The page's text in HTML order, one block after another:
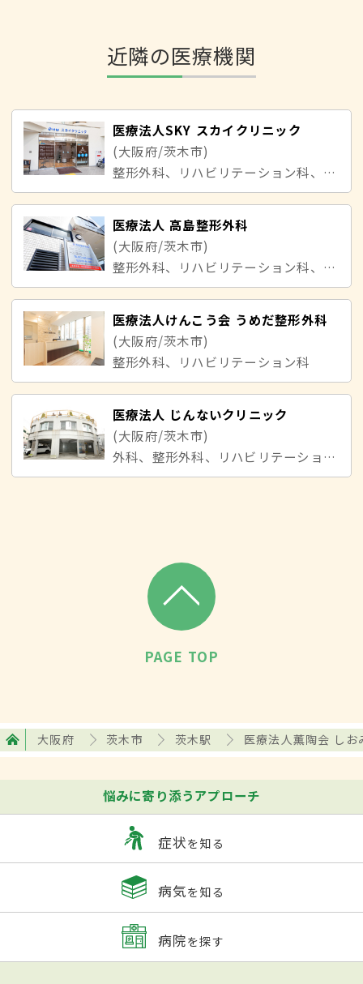
近隣の医療機関
医療法人SKY スカイクリニック
(大阪府/茨木市)
整形外科、リハビリテーション科、リウマチ科、消化器内科
医療法人 高島整形外科
(大阪府/茨木市)
整形外科、リハビリテーション科、リウマチ科、内科
医療法人けんこう会 うめだ整形外科
(大阪府/茨木市)
整形外科、リハビリテーション科
医療法人 じんないクリニック
(大阪府/茨木市)
外科、整形外科、リハビリテーション科、内科、消化器内科、肛門外科、消化器外科
PAGE TOP
大阪府 茨木市 茨木駅 医療法人薫陶会 し
悩みに寄り添うアプローチ
症状を知る
病気を知る
病院を探す